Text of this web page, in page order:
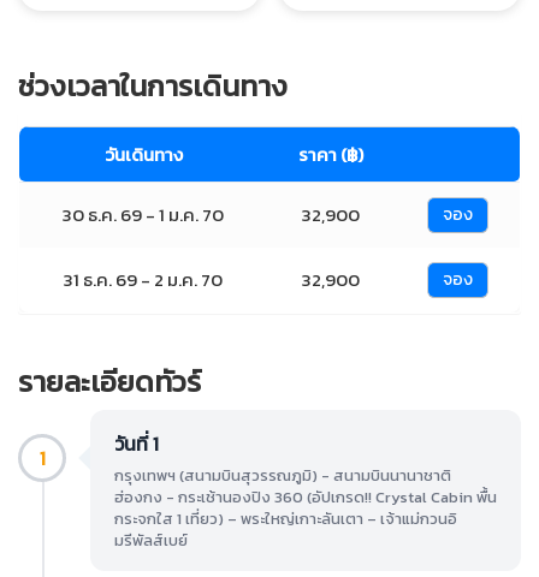
ช่วงเวลาในการเดินทาง
วันเดินทาง ราคา (฿)
30 ธ.ค. 69 - 1 ม.ค. 70 32,900 จอง
31 ธ.ค. 69 - 2 ม.ค. 70 32,900 จอง
รายละเอียดทัวร์
1 วันที่ 1
กรุงเทพฯ (สนามบินสุวรรณภูมิ) - สนามบินนานาชาติ
ฮ่องกง - กระเช้านองปิง 360 (อัปเกรด!! Crystal Cabin พื้น
กระจกใส 1 เที่ยว) – พระใหญ่เกาะลันเตา – เจ้าแม่กวนอิ
มรีพัลส์เบย์